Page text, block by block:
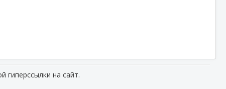
гиперссылки на сайт.